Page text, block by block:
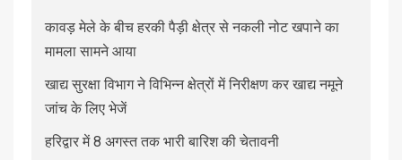
कावड़ मेले के बीच हरकी पैड़ी क्षेत्र से नकली नोट खपाने का
मामला सामने आया
खाद्य सुरक्षा विभाग ने विभिन्न क्षेत्रों में निरीक्षण कर खाद्य नमूने
जांच के लिए भेजें
हरिद्वार में 8 अगस्त तक भारी बारिश की चेतावनी